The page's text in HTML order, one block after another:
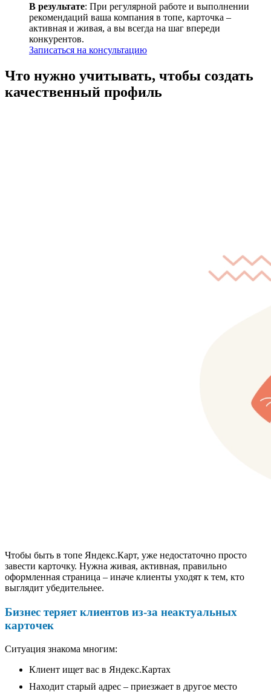
В результате: При регулярной работе и выполнении
рекомендаций ваша компания в топе, карточка –
активная и живая, а вы всегда на шаг впереди
конкурентов.
Записаться на консультацию
Что нужно учитывать, чтобы создать
качественный профиль
Чтобы быть в топе Яндекс.Карт, уже недостаточно просто
завести карточку. Нужна живая, активная, правильно
оформленная страница – иначе клиенты уходят к тем, кто
выглядит убедительнее.
Бизнес теряет клиентов из-за неактуальных
карточек
Ситуация знакома многим:
Клиент ищет вас в Яндекс.Картах
Находит старый адрес – приезжает в другое место